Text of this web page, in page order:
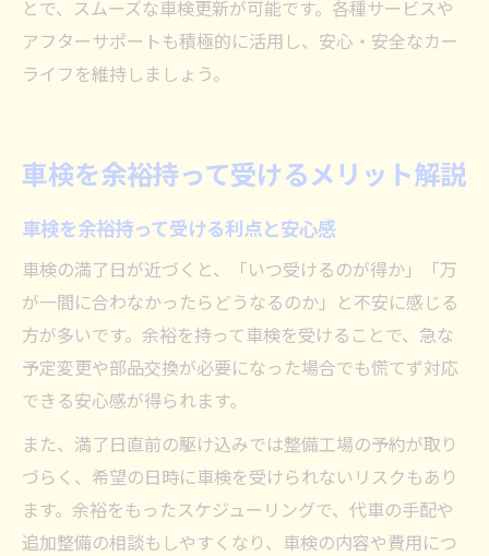
とで、スムーズな車検更新が可能です。各種サービスや
アフターサポートも積極的に活用し、安心・安全なカー
ライフを維持しましょう。
車検を余裕持って受けるメリット解説
車検を余裕持って受ける利点と安心感
車検の満了日が近づくと、「いつ受けるのが得か」「万
が一間に合わなかったらどうなるのか」と不安に感じる
方が多いです。余裕を持って車検を受けることで、急な
予定変更や部品交換が必要になった場合でも慌てず対応
できる安心感が得られます。
また、満了日直前の駆け込みでは整備工場の予約が取り
づらく、希望の日時に車検を受けられないリスクもあり
ます。余裕をもったスケジューリングで、代車の手配や
追加整備の相談もしやすくなり、車検の内容や費用につ